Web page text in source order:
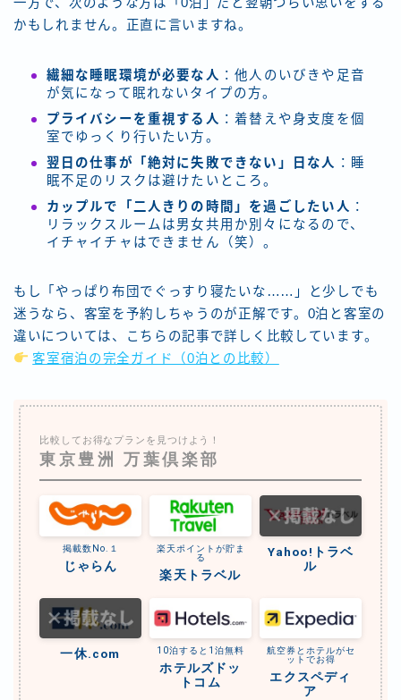
かもしれません。正直に言いますね。
繊細な睡眠環境が必要な人 ：他人のいびきや足音
が気になって眠れないタイプの方。
プライバシーを重視する人 ：着替えや身支度を個
室でゆっくり行いたい方。
翌日の仕事が「絶対に失敗できない」日な人
：睡
眠不足のリスクは避けたいところ。
カップルで「二人きりの時間」を過ごしたい人 ：
リラックスルームは男女共用か別々になるので、
イチャイチャはできません（笑）。
もし「やっぱり布団でぐっすり寝たいな……」と少しでも
迷うなら、客室を予約しちゃうのが正解です。0泊と客室の
違いについては、こちらの記事で詳しく比較しています。
客室宿泊の完全ガイド（0泊との比較）
比較してお得なプランを見つけよう！
東京豊洲 万葉倶楽部
掲載数No.１
じゃらん
楽天ポイントが貯ま
る
楽天トラベル
Yahoo!トラベ
ル
一休.com 10泊すると1泊無料
ホテルズドッ
トコム
航空券とホテルがセ
ットでお得
エクスペディ
ア